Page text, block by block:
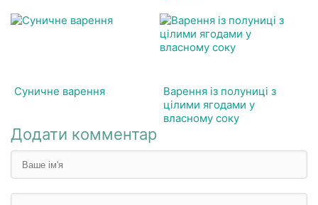
Суничне варення
Варення із полуниці з
цілими ягодами у
власному соку
Додати комментар